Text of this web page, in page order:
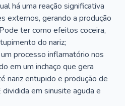
há uma reação significativa
externos, gerando a produção
ter como efeitos coceira,
do nariz;
processo inflamatório nos
em um inchaço que gera
nariz entupido e produção de
em sinusite aguda e